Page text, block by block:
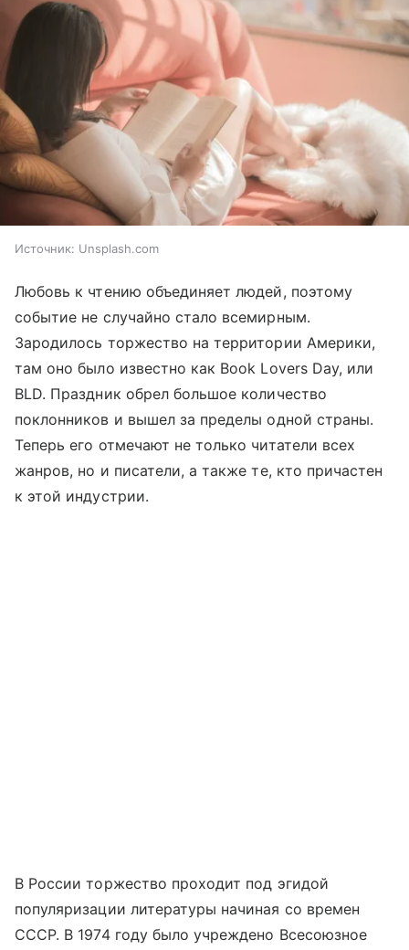
Источник: Unsplash.com
Любовь к чтению объединяет людей, поэтому
событие не случайно стало всемирным.
Зародилось торжество на территории Америки,
там оно было известно как Book Lovers Day, или
BLD. Праздник обрел большое количество
поклонников и вышел за пределы одной страны.
Теперь его отмечают не только читатели всех
жанров, но и писатели, а также те, кто причастен
к этой индустрии.
В России торжество проходит под эгидой
популяризации литературы начиная со времен
СССР. В 1974 году было учреждено Всесоюзное